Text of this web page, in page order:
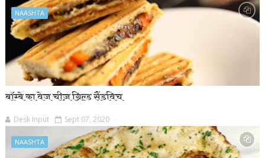
NAASHTA
बॉम्बे का वेज चीज़ ग्रिल्ड सैंडविच
Desk Input Sept 07, 2020
NAASHTA